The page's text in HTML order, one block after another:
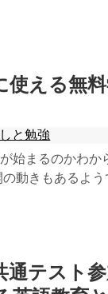
使える無
と勉強
始まるのかわか
動きもあるよ
通テスト